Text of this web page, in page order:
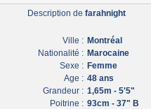
Description defarahnight
Ville : Montréal
Nationalité : Marocaine
Sexe : Femme
Age : 48 ans
Grandeur : 1,65m - 5'5"
Poitrine : 93cm - 37" B